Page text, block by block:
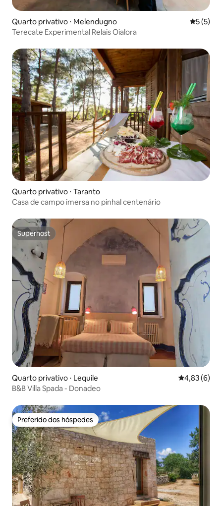
Quarto privativo ⋅ Melendugno 5 de
5 (5)
Terecate Experimental Relais Oialora
Quarto privativo ⋅ Taranto
Casa de campo imersa no pinhal centenário
Superhost
Superhost
Quarto privativo ⋅ Lequile 4,83 de uma
4,83 (6)
B&B Villa Spada - Donadeo
Preferido dos hóspedes
Preferido dos hóspedes